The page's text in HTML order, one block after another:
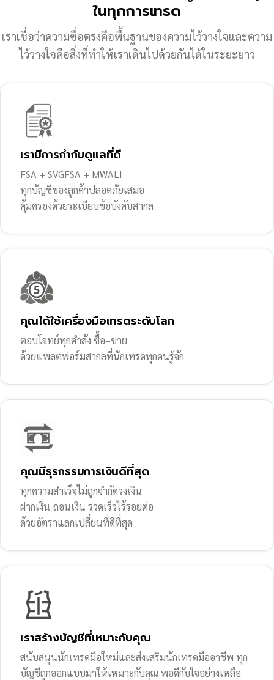
ในทุกการเทรด
เราเชื่อว่าความซื่อตรงคือพื้นฐานของความไว้วางใจและความ
ไว้วางใจคือสิ่งที่ทำให้เราเดินไปด้วยกันได้ในระยะยาว
เรามีการกำกับดูแลที่ดี
FSA + SVGFSA + MWALI
ทุกบัญชีของลูกค้าปลอดภัยเสมอ
คุ้มครองด้วยระเบียบข้อบังคับสากล
คุณได้ใช้เครื่องมือเทรดระดับโลก
ตอบโจทย์ทุกคำสั่ง ซื้อ–ขาย
ด้วยแพลตฟอร์มสากลที่นักเทรดทุกคนรู้จัก
คุณมีธุรกรรมการเงินดีที่สุด
ทุกความสำเร็จไม่ถูกจำกัดวงเงิน
ฝากเงิน-ถอนเงิน รวดเร็วไร้รอยต่อ
ด้วยอัตราแลกเปลี่ยนที่ดีที่สุด
เราสร้างบัญชีที่เหมาะกับคุณ
สนับสนุนนักเทรดมือใหม่และส่งเสริมนักเทรดมืออาชีพ ทุก
บัญชีถูกออกแบบมาให้เหมาะกับคุณ พอดีกับใจอย่างเหลือ